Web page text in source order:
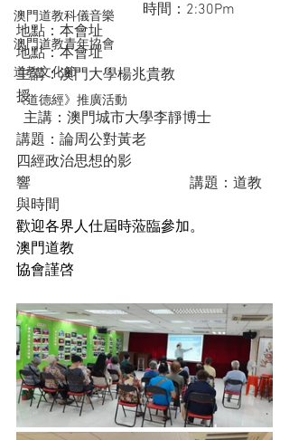
澳門道教科儀音樂
澳門道教青年協會
道教文化節
《道德經》推廣活動
時間：2:30Pm
地點：本會址
地點：本會址
主講：澳門大學楊兆貴教
授
主講：澳門城市大學李靜博士
講題：論周公對黃老
四經政治思想的影
響                                            講題：道教
與時間
歡迎各界人仕屆時蒞臨參加。
澳門道教
協會謹啓